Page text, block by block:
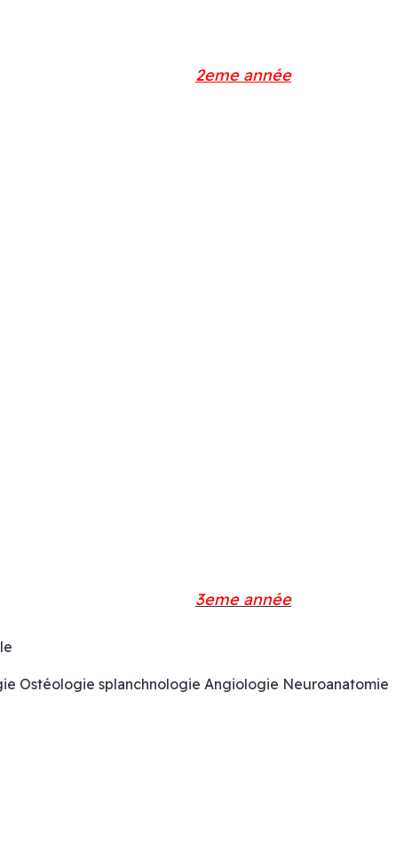
2eme année
3eme année
Ostéologie splanchnologie Angiologie Neuroanatomie